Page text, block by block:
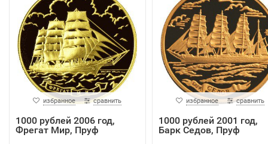
избранное сравнить
1000 рублей 2006 год,
Фрегат Мир, Пруф
избранное сравнить
1000 рублей 2001 год,
Барк Седов, Пруф